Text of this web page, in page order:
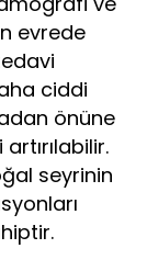
evrede
ciddi
önüne
seyrinin